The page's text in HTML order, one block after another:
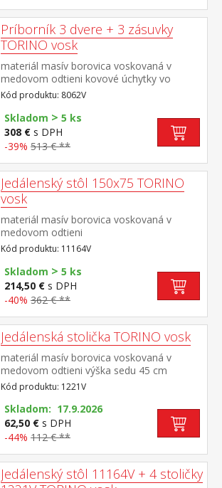
Príborník 3 dvere + 3 zásuvky
TORINO vosk
materiál masív borovica voskovaná v
medovom odtieni kovové úchytky vo
farebnom prevedení černená mosadz 3
dvere, 3 zásuvky s kovovými pojazdmi
vhodný doplnok nadstavec TORINO 8063V
Kód produktu: 8062V
Skladom > 5 ks
308 € s DPH
-39% 513 € **
Jedálenský stôl 150x75 TORINO
vosk
materiál masív borovica voskovaná v
medovom odtieni
Kód produktu: 11164V
Skladom > 5 ks
214,50 € s DPH
-40% 362 € **
Jedálenská stolička TORINO vosk
materiál masív borovica voskovaná v
medovom odtieni výška sedu 45 cm
Kód produktu: 1221V
Skladom: 17.9.2026
62,50 € s DPH
-44% 112 € **
Jedálenský stôl 11164V + 4 stoličky